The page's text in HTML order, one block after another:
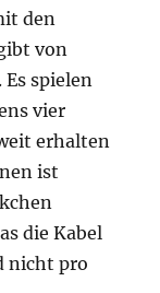
den
von
spielen
vier
erhalten
ist
die Kabel
nicht pro